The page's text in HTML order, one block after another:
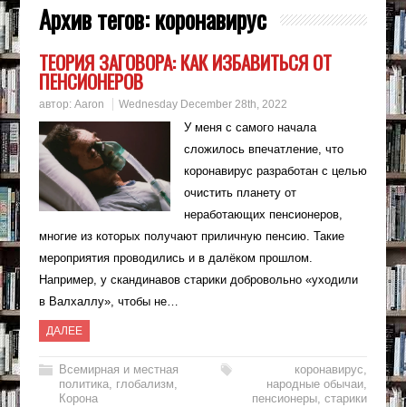
Архив тегов:коронавирус
ТЕОРИЯ ЗАГОВОРА: КАК ИЗБАВИТЬСЯ ОТ
ПЕНСИОНЕРОВ
автор: Aaron Wednesday December 28th, 2022
У меня с самого начала
сложилось впечатление, что
коронавирус разработан с целью
очистить планету от
неработающих пенсионеров,
многие из которых получают приличную пенсию. Такие
мероприятия проводились и в далёком прошлом.
Например, у скандинавов старики добровольно «уходили
в Валхаллу», чтобы не…
ДАЛЕЕ
Всемирная и местная
политика, глобализм,
Корона
коронавирус,
народные обычаи,
пенсионеры,старики